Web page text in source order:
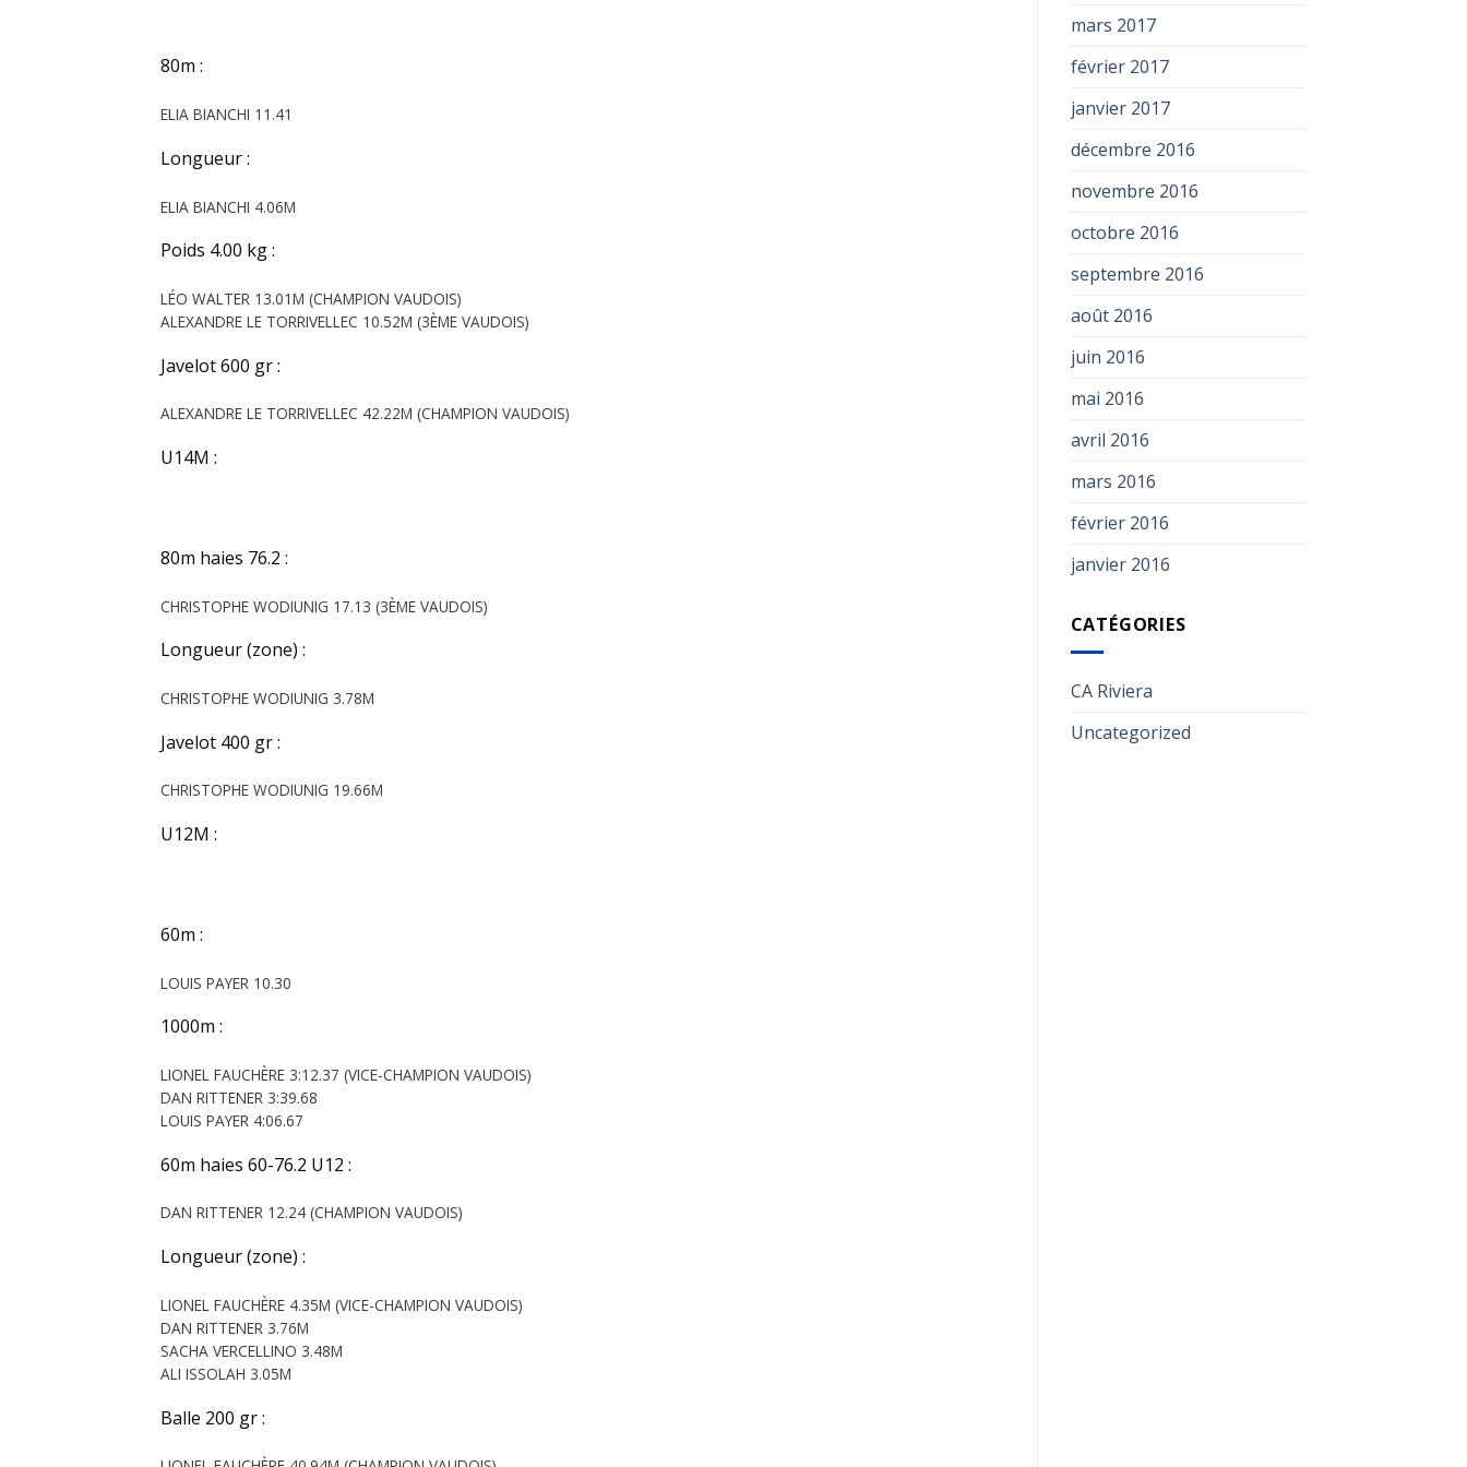
80m :
ELIA BIANCHI 11.41
Longueur :
ELIA BIANCHI 4.06M
Poids 4.00 kg :
LÉO WALTER 13.01M (CHAMPION VAUDOIS)
ALEXANDRE LE TORRIVELLEC 10.52M (3ÈME VAUDOIS)
Javelot 600 gr :
ALEXANDRE LE TORRIVELLEC 42.22M (CHAMPION VAUDOIS)
U14M :
80m haies 76.2 :
CHRISTOPHE WODIUNIG 17.13 (3ÈME VAUDOIS)
Longueur (zone) :
CHRISTOPHE WODIUNIG 3.78M
Javelot 400 gr :
CHRISTOPHE WODIUNIG 19.66M
U12M :
60m :
LOUIS PAYER 10.30
1000m :
LIONEL FAUCHÈRE 3:12.37 (VICE-CHAMPION VAUDOIS)
DAN RITTENER 3:39.68
LOUIS PAYER 4:06.67
60m haies 60-76.2 U12 :
DAN RITTENER 12.24 (CHAMPION VAUDOIS)
Longueur (zone) :
LIONEL FAUCHÈRE 4.35M (VICE-CHAMPION VAUDOIS)
DAN RITTENER 3.76M
SACHA VERCELLINO 3.48M
ALI ISSOLAH 3.05M
Balle 200 gr :
mars 2017
février 2017
janvier 2017
décembre 2016
novembre 2016
octobre 2016
septembre 2016
août 2016
juin 2016
mai 2016
avril 2016
mars 2016
février 2016
janvier 2016
CATÉGORIES
CA Riviera
Uncategorized